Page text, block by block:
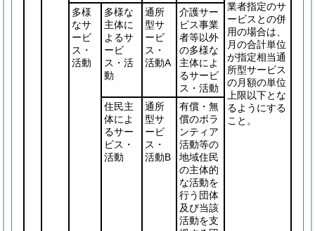
業者指定のサ
ービスとの併
用の場合は、
月の合計単位
が指定相当通
所型サービス
の月額の単位
上限以下とな
るようにする
こと。
多様
なサ
ービ
ス・
活動
多様な
主体に
よるサ
ービ
ス・活
動
通所
型サ
ービ
ス・
活動A
介護サー
ビス事業
者等以外
の多様な
主体によ
るサービ
ス・活動
住民主
体によ
るサー
ビス・
活動
通所
型サ
ービ
ス・
活動B
有償・無
償のボラ
ンティア
活動等の
地域住民
の主体的
な活動を
行う団体
及び当該
活動を支